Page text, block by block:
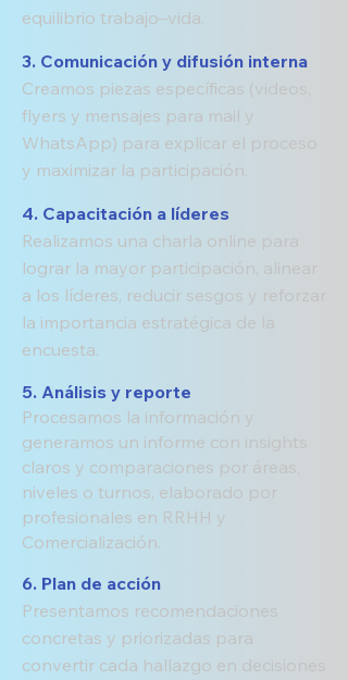
equilibrio trabajo–vida.
3. Comunicación y difusión interna
Creamos piezas específicas (videos,
flyers y mensajes para mail y
WhatsApp) para explicar el proceso
y maximizar la participación.
4. Capacitación a líderes
Realizamos una charla online para
lograr la mayor participación, alinear
a los líderes, reducir sesgos y reforzar
la importancia estratégica de la
encuesta.
5. Análisis y reporte
Procesamos la información y
generamos un informe con insights
claros y comparaciones por áreas,
niveles o turnos, elaborado por
profesionales en RRHH y
Comercialización.
6. Plan de acción
Presentamos recomendaciones
concretas y priorizadas para
convertir cada hallazgo en decisiones